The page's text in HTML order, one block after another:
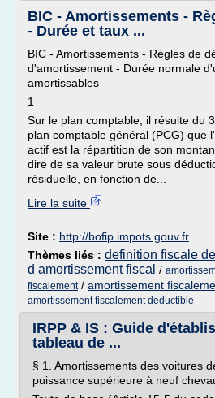
BIC - Amortissements -
- Durée et taux ...
BIC - Amortissements - Règles de
d'amortissement - Durée normale
amortissables
1
Sur le plan comptable, il résulte du
plan comptable général (PCG) que
actif est la répartition de son
dire de sa valeur brute sous
résiduelle, en fonction de...
Lire la suite
Site : http://bofip.impots.gouv.fr
Thèmes liés : definition fiscale
d amortissement fiscal /
fiscalement/ amortissement
amortissement fiscalement deductible
IRPP & IS : Guide
tableau de ...
§ 1. Amortissements des voitures
puissance supérieure à neuf